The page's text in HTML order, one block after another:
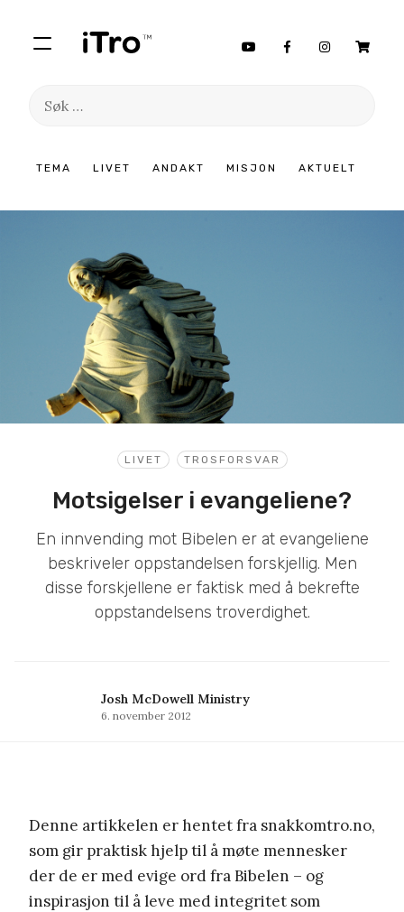
TEMA LIVET ANDAKT MISJON AKTUELT
Søk
innhold
LIVET TROSFORSVAR
Motsigelser i evangeliene?
En innvending mot Bibelen er at evangeliene
beskriveler oppstandelsen forskjellig. Men
disse forskjellene er faktisk med å bekrefte
oppstandelsens troverdighet.
Josh McDowell Ministry
6. november 2012
Denne artikkelen er hentet fra snakkomtro.no,
som gir praktisk hjelp til å møte mennesker
der de er med evige ord fra Bibelen – og
inspirasjon til å leve med integritet som